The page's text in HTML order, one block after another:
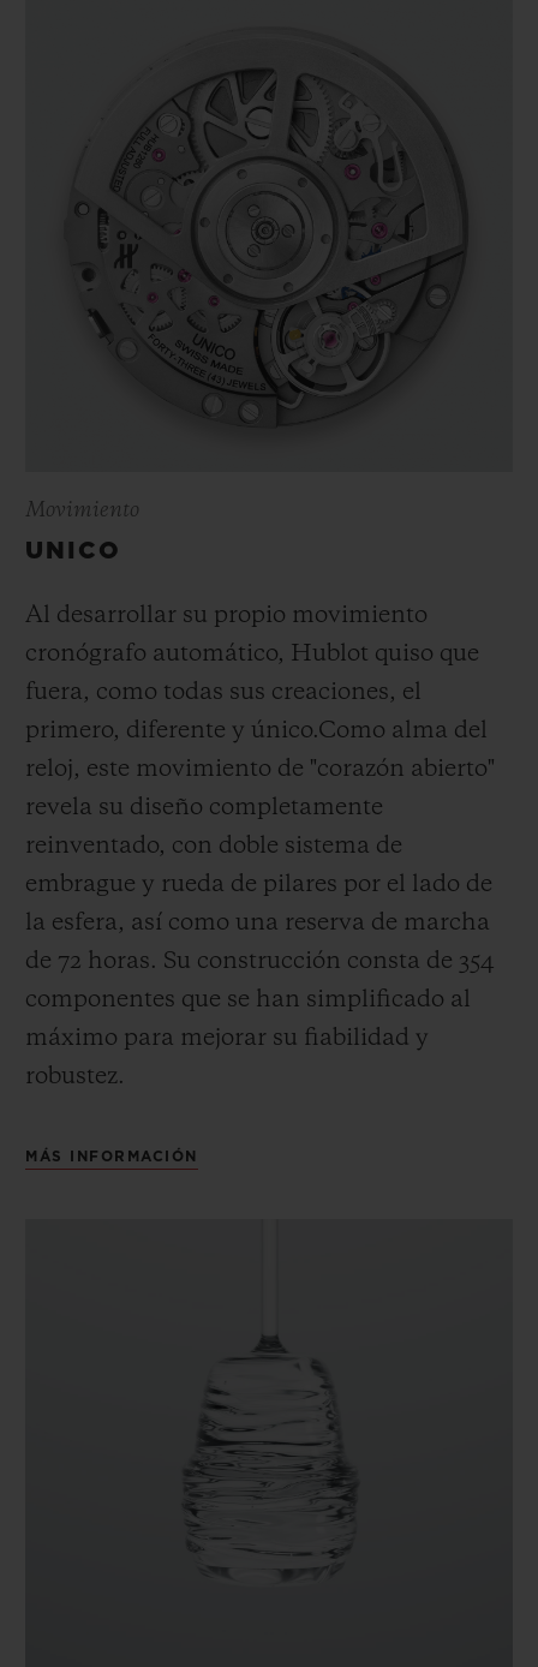
Movimiento
UNICO
Al desarrollar su propio movimiento
cronógrafo automático, Hublot quiso que
fuera, como todas sus creaciones, el
primero, diferente y único.Como alma del
reloj, este movimiento de "corazón abierto"
revela su diseño completamente
reinventado, con doble sistema de
embrague y rueda de pilares por el lado de
la esfera, así como una reserva de marcha
de 72 horas. Su construcción consta de 354
componentes que se han simplificado al
máximo para mejorar su fiabilidad y
robustez.
MÁS INFORMACIÓN